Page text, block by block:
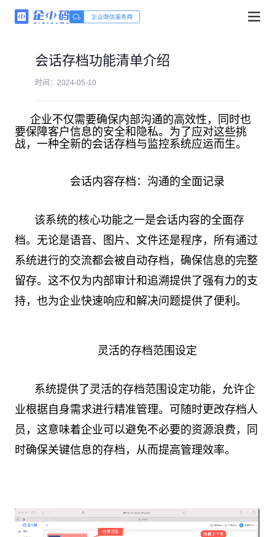
会话存档功能清单介绍
时间：2024-05-10
企业不仅需要确保内部沟通的高效性，同时也
要保障客户信息的安全和隐私。为了应对这些挑
战，一种全新的会话存档与监控系统应运而生。
会话内容存档：沟通的全面记录
该系统的核心功能之一是会话内容的全面存
档。无论是语音、图片、文件还是程序，所有通过
系统进行的交流都会被自动存档，确保信息的完整
留存。这不仅为内部审计和追溯提供了强有力的支
持，也为企业快速响应和解决问题提供了便利。
灵活的存档范围设定
系统提供了灵活的存档范围设定功能，允许企
业根据自身需求进行精准管理。可随时更改存档人
员，这意味着企业可以避免不必要的资源浪费，同
时确保关键信息的存档，从而提高管理效率。